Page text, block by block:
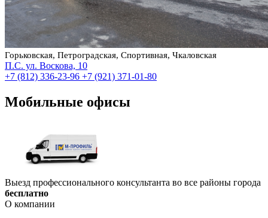
Горьковская, Петроградская, Спортивная, Чкаловская
П.С. ул. Воскова, 10
+7 (812) 336-23-96 +7 (921) 371-01-80
Мобильные офисы
Выезд профессионального консультанта во все районы города
бесплатно
О компании